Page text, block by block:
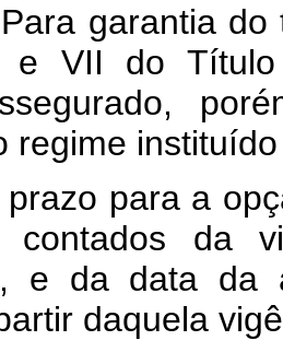
garantia
e VII do
regime
para a
contados da
e da data da
daquela